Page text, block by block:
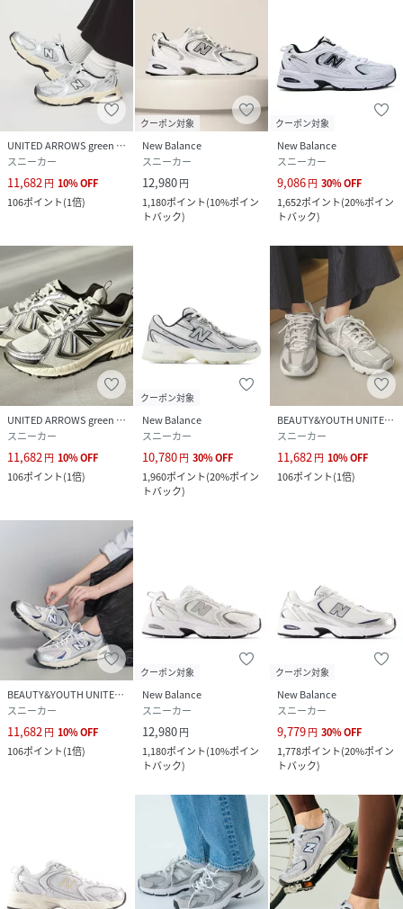
UNITED ARROWS green label relaxing
スニーカー
11,682円 10%OFF
106ポイント(1倍)
クーポン対象
New Balance
スニーカー
12,980円
1,180ポイント(10%ポイン
トバック)
クーポン対象
New Balance
スニーカー
9,086円 30%OFF
1,652ポイント(20%ポイン
トバック)
UNITED ARROWS green label relaxing
スニーカー
11,682円 10%OFF
106ポイント(1倍)
クーポン対象
New Balance
スニーカー
10,780円 30%OFF
1,960ポイント(20%ポイン
トバック)
BEAUTY&YOUTH UNITED ARROWS
スニーカー
11,682円 10%OFF
106ポイント(1倍)
BEAUTY&YOUTH UNITED ARROWS
スニーカー
11,682 円 10%OFF
106ポイント(1倍)
クーポン対象
New Balance
スニーカー
12,980円
1,180ポイント(10%ポイン
トバック)
クーポン対象
New Balance
スニーカー
9,779円 30%OFF
1,778ポイント(20%ポイン
トバック)